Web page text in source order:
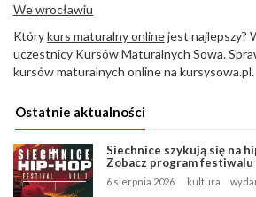
We wrocławiu
Którykurs maturalny onlinejest najlepszy?
uczestnicy Kursów Maturalnych Sowa.
kursów maturalnych online na kursysowa.pl.
Ostatnie aktualności
Siechnice szykują się na
Zobacz program festiwalu
6 sierpnia 2026 kultura